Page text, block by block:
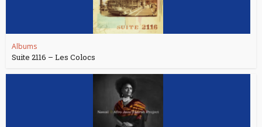
Albums
Suite 2116 – Les Colocs